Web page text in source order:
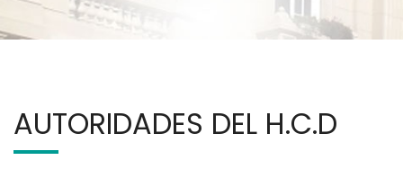
AUTORIDADES DEL H.C.D